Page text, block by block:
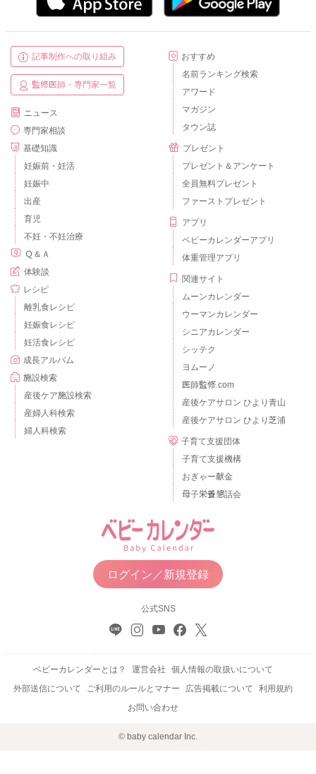
記事制作への取り組み
監修医師・専門家一覧
ニュース
専門家相談
基礎知識
妊娠前・妊活
妊娠中
出産
育児
不妊・不妊治療
Ｑ＆Ａ
体験談
レシピ
離乳食レシピ
妊娠食レシピ
妊活食レシピ
成長アルバム
施設検索
産後ケア施設検索
産婦人科検索
婦人科検索
おすすめ
名前ランキング検索
アワード
マガジン
タウン誌
プレゼント
プレゼント＆アンケート
全員無料プレゼント
ファーストプレゼント
アプリ
ベビーカレンダーアプリ
体重管理アプリ
関連サイト
ムーンカレンダー
ウーマンカレンダー
シニアカレンダー
シッテク
ヨムーノ
医師監修.com
産後ケアサロン ひより青山
産後ケアサロン ひより芝浦
子育て支援団体
子育て支援機構
おぎゃー献金
母子栄養懇話会
ログイン／新規登録
公式SNS
ベビーカレンダーとは？ 運営会社
個人情報の取扱いについて
外部送信について
ご利用のルールとマナー 広告掲載について
利用規約
お問い合わせ
© baby calendar Inc.